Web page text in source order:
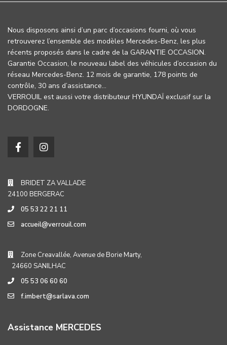
Nous disposons ainsi d’un parc d’occasions fourni, où vous
retrouverez l’ensemble des modèles Mercedes-Benz, les plus
récents proposés dans le cadre de la GARANTIE OCCASION.
Garantie Occasion, le nouveau label des véhicules d’occasion du
réseau Mercedes-Benz. 12 mois de garantie, 178 points de
contrôle, 30 ans d’assistance…
VERROUIL est aussi votre distributeur HYUNDAÏ exclusif sur la
DORDOGNE.
BRIDET ZA VALLADE
24100 BERGERAC
05 53 22 21 11
accueil@verrouil.com
Zone Creavallée, Avenue de Borie Marty,
24660 SANILHAC
05 53 06 60 60
f.imbert@sarlava.com
Assistance MERCEDES